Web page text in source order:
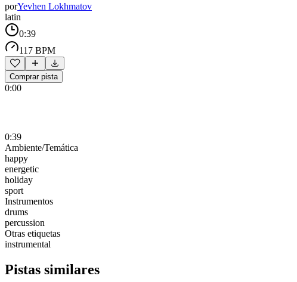
porYevhen Lokhmatov
latin
0:39
117 BPM
Comprar pista
0:00
0:39
Ambiente/Temática
happy
energetic
holiday
sport
Instrumentos
drums
percussion
Otras etiquetas
instrumental
Pistas similares